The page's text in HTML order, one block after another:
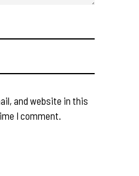
and website in this
I comment.